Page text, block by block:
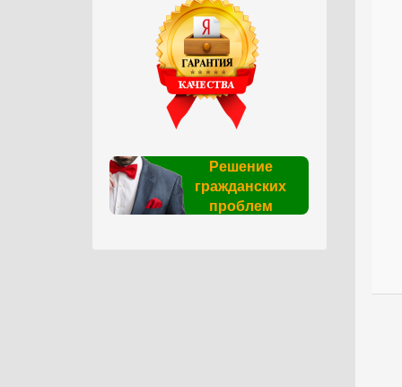
Решение
гражданских
проблем